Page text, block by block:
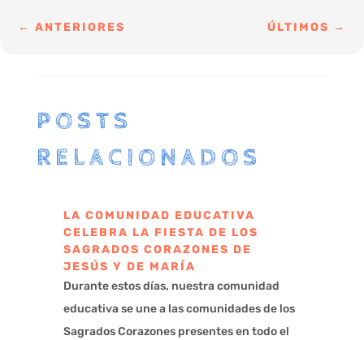
←ANTERIORES ÚLTIMOS →
POSTS
RELACIONADOS
LA COMUNIDAD EDUCATIVA
CELEBRA LA FIESTA DE LOS
SAGRADOS CORAZONES DE
JESÚS Y DE MARÍA
Durante estos días, nuestra comunidad
educativa se une a las comunidades de los
Sagrados Corazones presentes en todo el